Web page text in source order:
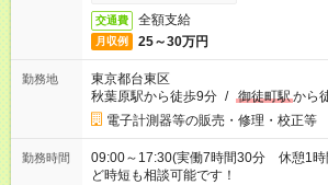
交通費 全額支給
月収例 25～30万円
勤務地
東京都台東区
秋葉原駅から徒歩9分 / 御徒町駅から
電子計測器等の販売・修理・校正等
勤務時間
09:00～17:30(実働7時間30分 休憩1
ど時短も相談可能です！